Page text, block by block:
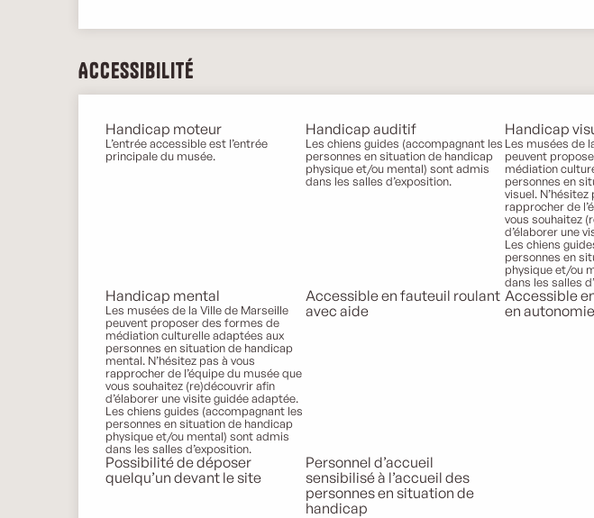
Accessibilité
Handicap moteur
L’entrée accessible est l’entrée
principale du musée.
Handicap auditif
Les chiens guides (accompagnant les
personnes en situation de handicap
physique et/ou mental) sont admis
dans les salles d’exposition.
Handicap
Les musées de
peuvent
médiation
personnes en
visuel. N’hésitez
rapprocher de
vous souhaitez
d’élaborer une
Les chiens
personnes en
physique et/ou
dans les salles
Handicap mental
Les musées de la Ville de Marseille
peuvent proposer des formes de
médiation culturelle adaptées aux
personnes en situation de handicap
mental. N’hésitez pas à vous
rapprocher de l’équipe du musée que
vous souhaitez (re)découvrir afin
d’élaborer une visite guidée adaptée.
Les chiens guides (accompagnant les
personnes en situation de handicap
physique et/ou mental) sont admis
dans les salles d’exposition.
Accessible en fauteuil roulant
avec aide
Accessible
en autonomie
Possibilité de déposer
quelqu’un devant le site
Personnel d’accueil
sensibilisé à l’accueil des
personnes en situation de
handicap